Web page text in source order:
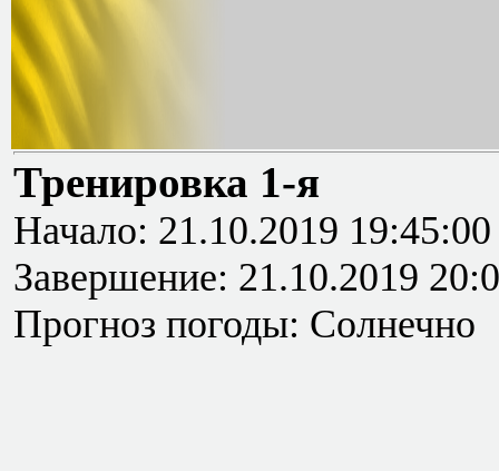
Тренировка 1-я
Начало: 21.10.2019 19:45:00
Завершение: 21.10.2019
Прогноз погоды: Солнечно